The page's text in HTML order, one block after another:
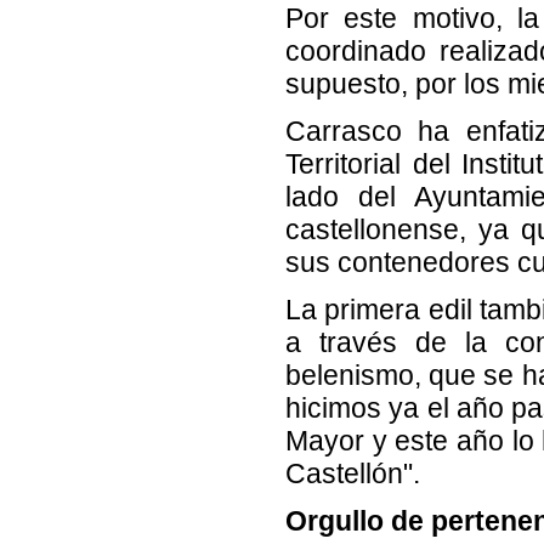
Por este motivo,
coordinado
supuesto, por los
Carrasco ha
Territorial del
lado del
castellonense, ya
sus contenedores
La primera edil
a través de la
belenismo, que se
hicimos ya el año
Mayor y este año
Castellón".
Orgullo de